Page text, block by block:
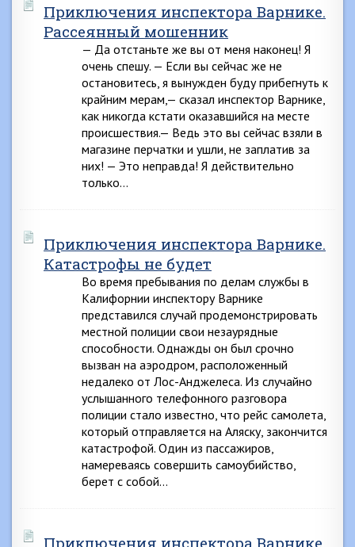
Приключения инспектора Варнике.
Рассеянный мошенник
— Да отстаньте же вы от меня наконец! Я
очень спешу. — Если вы сейчас же не
остановитесь, я вынужден буду прибегнуть к
крайним мерам,— сказал инспектор Варнике,
как никогда кстати оказавшийся на месте
происшествия.— Ведь это вы сейчас взяли в
магазине перчатки и ушли, не заплатив за
них! — Это неправда! Я действительно
только…
Приключения инспектора Варнике.
Катастрофы не будет
Во время пребывания по делам службы в
Калифорнии инспектору Варнике
представился случай продемонстрировать
местной полиции свои незаурядные
способности. Однажды он был срочно
вызван на аэродром, расположенный
недалеко от Лос-Анджелеса. Из случайно
услышанного телефонного разговора
полиции стало известно, что рейс самолета,
который отправляется на Аляску, закончится
катастрофой. Один из пассажиров,
намереваясь совершить самоубийство,
берет с собой…
Приключения инспектора Варнике.